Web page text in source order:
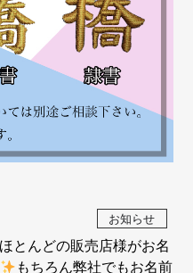
お知らせ
とんどの販売店様がお名
もちろん弊社でもお名前